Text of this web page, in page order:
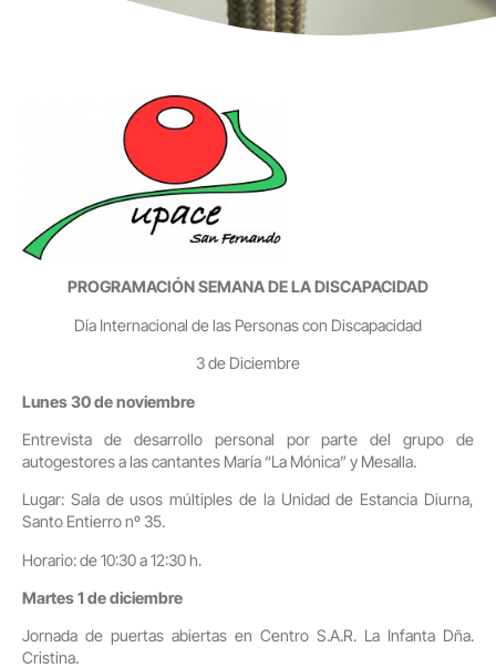
PROGRAMACIÓN SEMANA DE LA DISCAPACIDAD
Día Internacional de las Personas con Discapacidad
3 de Diciembre
Lunes 30 de noviembre
Entrevista de desarrollo personal por parte del grupo de
autogestores a las cantantes María “La Mónica” y Mesalla.
Lugar: Sala de usos múltiples de la Unidad de Estancia Diurna,
Santo Entierro nº 35.
Horario: de 10:30 a 12:30 h.
Martes 1 de diciembre
Jornada de puertas abiertas en Centro S.A.R. La Infanta Dña.
Cristina.